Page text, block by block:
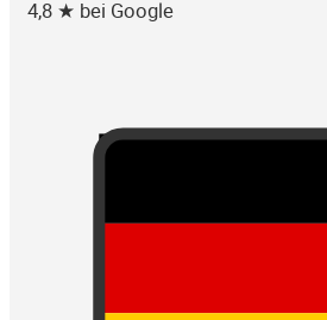
4,8 ★ bei Google